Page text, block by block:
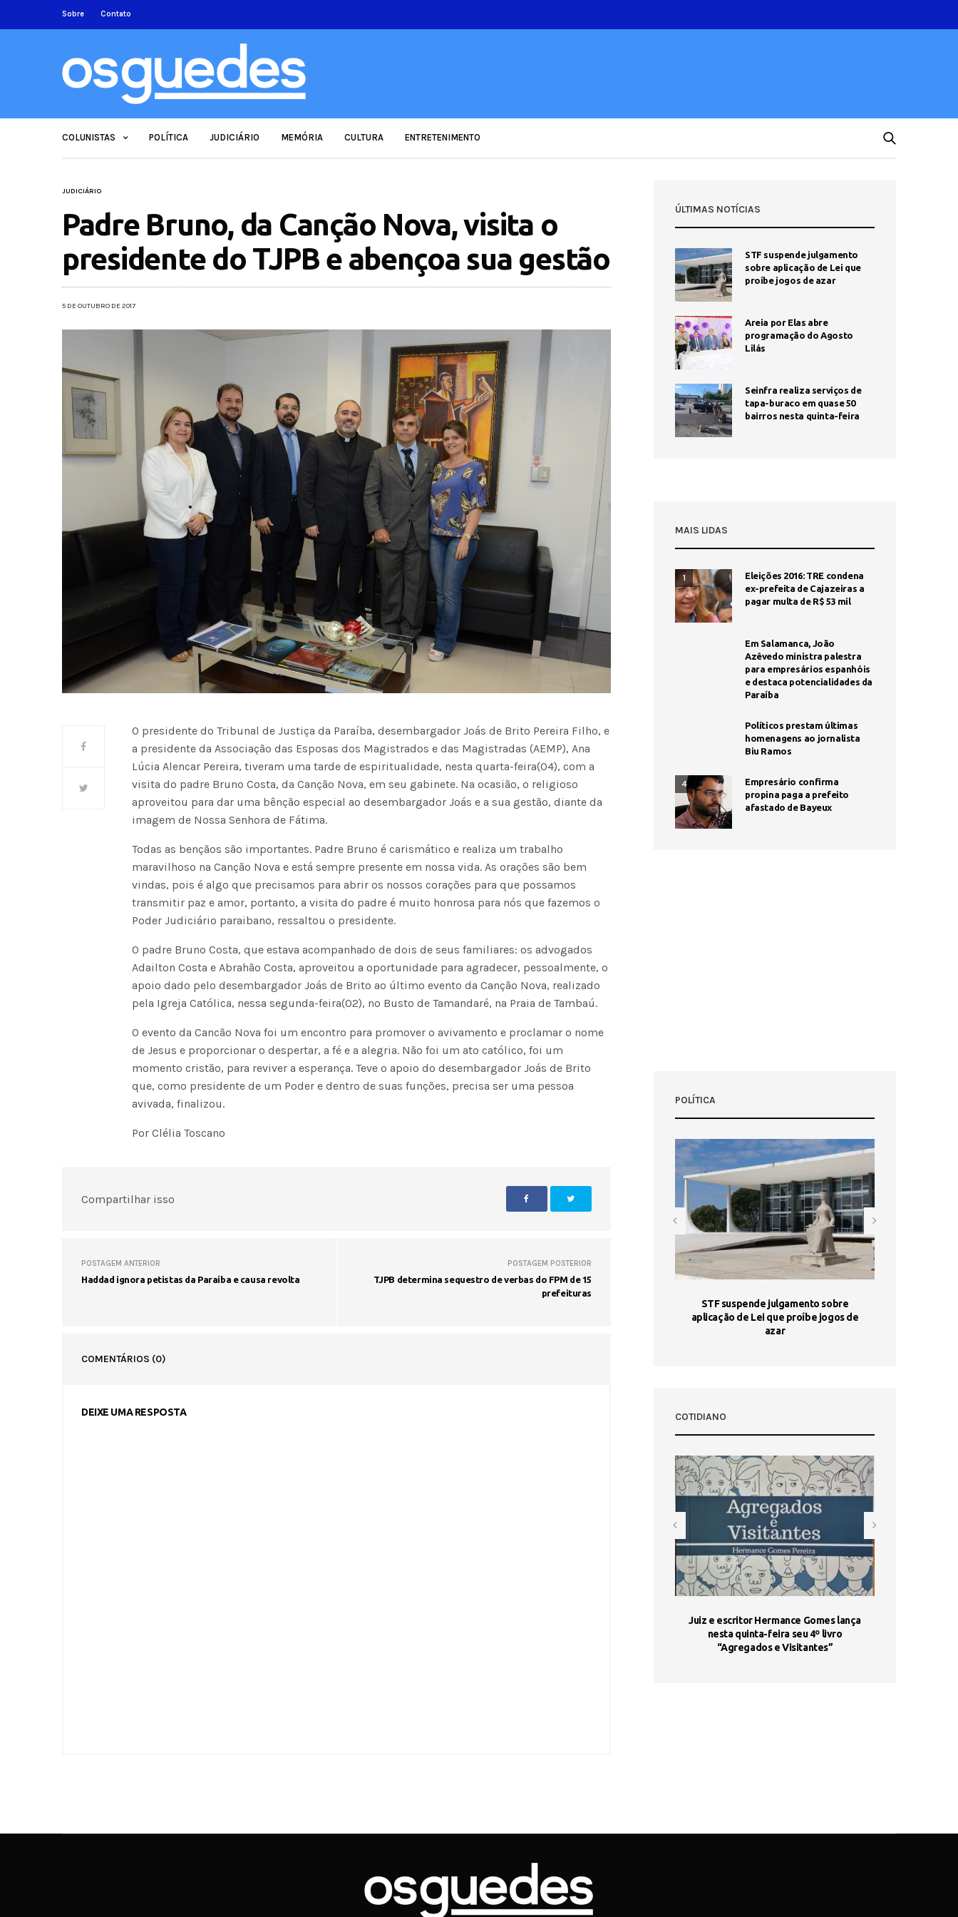
Sobre Contato
COLUNISTAS POLÍTICA JUDICIÁRIO MEMÓRIA CULTURA ENTRETENIMENTO
JUDICIÁRIO
Padre Bruno, da Canção Nova, visita o
presidente do TJPB e abençoa sua gestão
5 DE OUTUBRO DE 2017
O presidente do Tribunal de Justiça da Paraíba, desembargador Joás de Brito Pereira Filho, e
a presidente da Associação das Esposas dos Magistrados e das Magistradas (AEMP), Ana
Lúcia Alencar Pereira, tiveram uma tarde de espiritualidade, nesta quarta-feira(04), com a
visita do padre Bruno Costa, da Canção Nova, em seu gabinete. Na ocasião, o religioso
aproveitou para dar uma bênção especial ao desembargador Joás e a sua gestão, diante da
imagem de Nossa Senhora de Fátima.
Todas as bençãos são importantes. Padre Bruno é carismático e realiza um trabalho
maravilhoso na Canção Nova e está sempre presente em nossa vida. As orações são bem
vindas, pois é algo que precisamos para abrir os nossos corações para que possamos
transmitir paz e amor, portanto, a visita do padre é muito honrosa para nós que fazemos o
Poder Judiciário paraibano, ressaltou o presidente.
O padre Bruno Costa, que estava acompanhado de dois de seus familiares: os advogados
Adailton Costa e Abrahão Costa, aproveitou a oportunidade para agradecer, pessoalmente, o
apoio dado pelo desembargador Joás de Brito ao último evento da Canção Nova, realizado
pela Igreja Católica, nessa segunda-feira(02), no Busto de Tamandaré, na Praia de Tambaú.
O evento da Cancão Nova foi um encontro para promover o avivamento e proclamar o nome
de Jesus e proporcionar o despertar, a fé e a alegria. Não foi um ato católico, foi um
momento cristão, para reviver a esperança. Teve o apoio do desembargador Joás de Brito
que, como presidente de um Poder e dentro de suas funções, precisa ser uma pessoa
avivada, finalizou.
Por Clélia Toscano
Compartilhar isso
POSTAGEM ANTERIOR
Haddad ignora petistas da Paraíba e causa revolta
POSTAGEM POSTERIOR
TJPB determina sequestro de verbas do FPM de 15
prefeituras
COMENTÁRIOS (0)
DEIXE UMA RESPOSTA
ÚLTIMAS NOTÍCIAS
STF suspende julgamento
sobre aplicação de Lei que
proíbe jogos de azar
Areia por Elas abre
programação do Agosto
Lilás
Seinfra realiza serviços de
tapa-buraco em quase 50
bairros nesta quinta-feira
MAIS LIDAS
1
Eleições 2016: TRE condena
ex-prefeita de Cajazeiras a
pagar multa de R$ 53 mil
Em Salamanca, João
Azêvedo ministra palestra
para empresários espanhóis
e destaca potencialidades da
Paraíba
Políticos prestam últimas
homenagens ao jornalista
Biu Ramos
4
Empresário confirma
propina paga a prefeito
afastado de Bayeux
POLÍTICA
STF suspende julgamento sobre
aplicação de Lei que proíbe jogos de
azar
COTIDIANO
Juiz e escritor Hermance Gomes lança
nesta quinta-feira seu 4º livro
“Agregados e Visitantes”